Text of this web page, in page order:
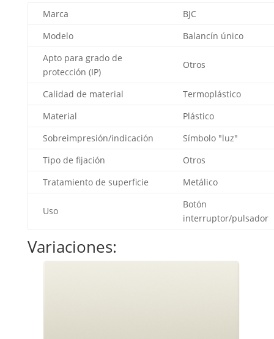
Marca
BJC
Modelo
Balancín único
Apto para grado de
protección (IP)
Otros
Calidad de material
Termoplástico
Material
Plástico
Sobreimpresión/indicación
Símbolo "luz"
Tipo de fijación
Otros
Tratamiento de superficie
Metálico
Uso
Botón
interruptor/pulsador
Variaciones: